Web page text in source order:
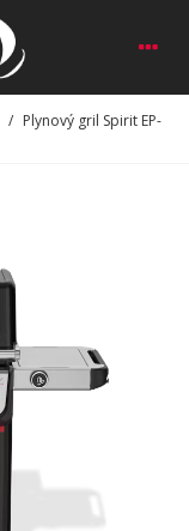
/ Plynový gril Spirit EP-